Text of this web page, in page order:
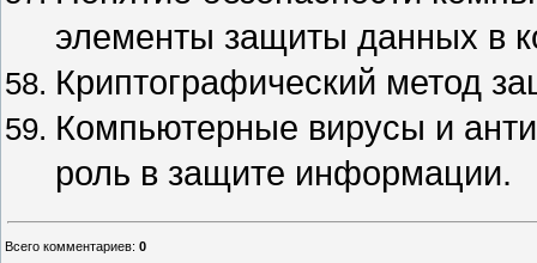
элементы защиты данных в
Криптографический метод
Компьютерные вирусы и
роль в защите информации.
Всего комментариев: 0